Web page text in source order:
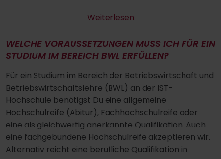
Weiterlesen
WELCHE VORAUSSETZUNGEN MUSS ICH FÜR EIN
STUDIUM IM BEREICH BWL ERFÜLLEN?
Für ein Studium im Bereich der Betriebswirtschaft und
Betriebswirtschaftslehre (BWL) an der IST-
Hochschule benötigst Du eine allgemeine
Hochschulreife (Abitur), Fachhochschulreife oder
eine als gleichwertig anerkannte Qualifikation. Auch
eine fachgebundene Hochschulreife akzeptieren wir.
Alternativ reicht eine berufliche Qualifikation in